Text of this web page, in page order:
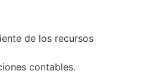
de los recursos
contables.